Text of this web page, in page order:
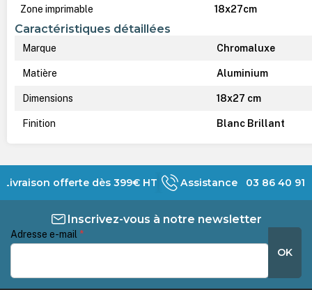
Zone imprimable 18x27cm
Caractéristiques détaillées
Marque Chromaluxe
Matière Aluminium
Dimensions 18x27 cm
Finition Blanc Brillant
Livraison offerte dès 399€ HT Assistance 03 86 40 91
Inscrivez-vous à notre newsletter
Adresse e-mail *
OK